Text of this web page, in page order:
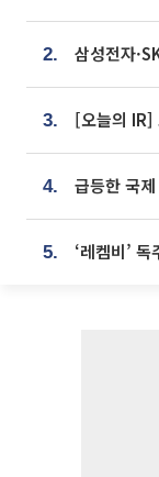
2. 삼성전자
3. [오늘의 IR]
4. 급등한 국
5.